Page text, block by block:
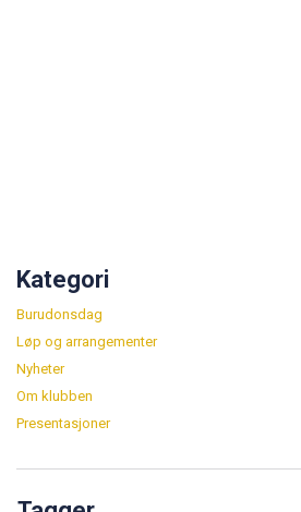
Kategori
Burudonsdag
Løp og arrangementer
Nyheter
Om klubben
Presentasjoner